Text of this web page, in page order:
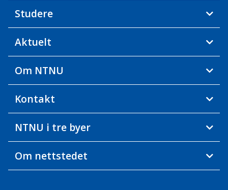
Studere
Aktuelt
Om NTNU
Kontakt
NTNU i tre byer
Om nettstedet